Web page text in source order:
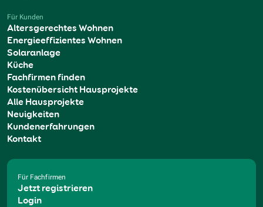
Für Kunden
Altersgerechtes Wohnen
Energieeffizientes Wohnen
Solaranlage
Küche
Fachfirmen finden
Kostenübersicht Hausprojekte
Alle Hausprojekte
Neuigkeiten
Kundenerfahrungen
Kontakt
Für Fachfirmen
Jetzt registrieren
Login